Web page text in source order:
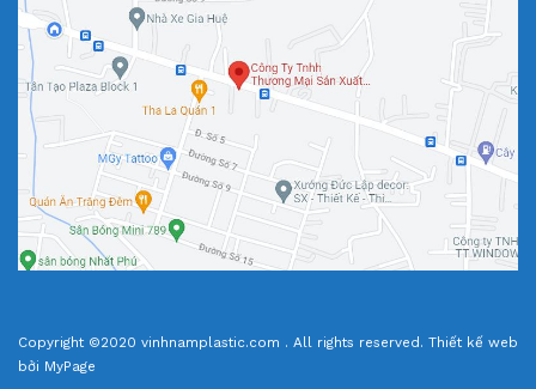
Copyright ©2020 vinhnamplastic.com . All rights reserved. Thiết kế web
bởi MyPage